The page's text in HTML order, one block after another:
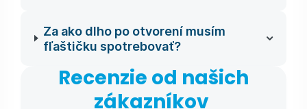
Za ako dlho po otvorení musím
fľaštičku spotrebovať?
Recenzie od našich
zákazníkov